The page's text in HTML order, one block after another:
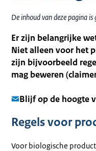
De inhoud van deze pagina
Er zijn belangrijke
Niet alleen voor het
zijn bijvoorbeeld
mag beweren
Blijf op de hoogte
Regels voor
Voor biologische